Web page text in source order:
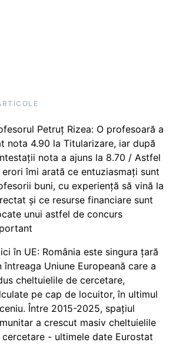
Petruț Rizea: O profesoară a
nota 4.90 la Titularizare, iar după
nota a ajuns la 8.70 / Astfel
erori îmi arată ce entuziasmați sunt
buni, cu experiență să vină la
și ce resurse financiare sunt
unui astfel de concurs
în UE: România este singura țară
întreaga Uniune Europeană care a
cheltuielile de cercetare,
pe cap de locuitor, în ultimul
Între 2015-2025, spațiul
a crescut masiv cheltuielile
cercetare - ultimele date Eurostat